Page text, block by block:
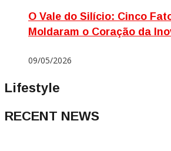
O Vale do Silício: Cinco
Moldaram o Coração da
09/05/2026
Lifestyle
RECENT NEWS